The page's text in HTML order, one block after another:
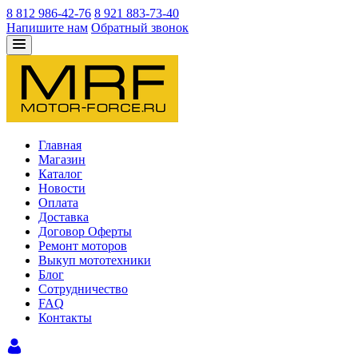
8 812 986-42-76 8 921 883-73-40
Напишите нам Обратный звонок
Главная
Магазин
Каталог
Новости
Оплата
Доставка
Договор Оферты
Ремонт моторов
Выкуп мототехники
Блог
Сотрудничество
FAQ
Контакты